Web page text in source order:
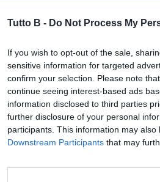
Tutto B - Do Not Process My
If you wish to opt-out of the sale,
sensitive information for targeted
confirm your selection. Please note
continue seeing interest-based ads
information disclosed to third parties
further disclosure of your personal
participants. This information may
Downstream Participants that may
un biglietto per il settore ospiti
per chi come la tifoseria